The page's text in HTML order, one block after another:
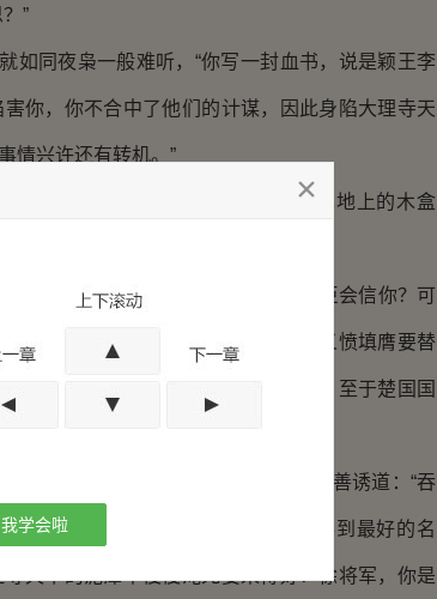
”
同夜枭一般难听，“你写一封血书，说是颖王李
你，你不合中了他们的计谋，因此身陷大理寺天
情兴许还有转机。”
草，一下子又惊又喜，可目光瞥见地上的木盒
你，但这是什么？”
，一封血书陈情，皇上会信你？群臣会信你？可
下大多知道你是左相爱子，必定会义愤填膺要替
使却不经旨意下了大理寺天牢的你。至于楚国国
励军心，哀兵必胜，这还用说吗？”
木盒，黑衣人心中窃喜，立时循循善诱道：“吞
全都能够得到最大的好处，你也能得到最好的名
天牢的泥潭中慢慢淹死要来得好？徐将军，你是
我学会啦